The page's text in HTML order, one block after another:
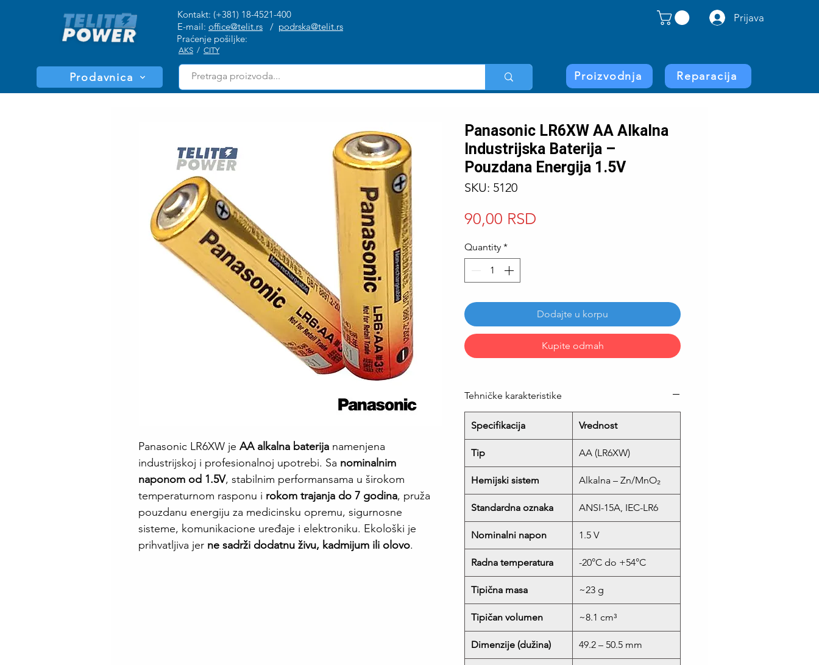
Kontakt: (+381) 18-4521-400
E-mail: office@telit.rs / podrska@telit.rs
Praćenje pošiljke:
AKS / CITY
Prijava
Prodavnica Proizvodnja Reparacija
Panasonic LR6XW je AA alkalna baterija namenjena
industrijskoj i profesionalnoj upotrebi. Sa nominalnim
naponom od 1.5V, stabilnim performansama u širokom
temperaturnom rasponu i rokom trajanja do 7 godina, pruža
pouzdanu energiju za medicinsku opremu, sigurnosne
sisteme, komunikacione uređaje i elektroniku. Ekološki je
prihvatljiva jer ne sadrži dodatnu živu, kadmijum ili olovo.
Panasonic LR6XW AA Alkalna
Industrijska Baterija –
Pouzdana Energija 1.5V
SKU: 5120
90,00 RSD
Quantity *
Dodajte u korpu
Kupite odmah
Tehničke karakteristike
Specifikacija Vrednost
Tip AA (LR6XW)
Hemijski sistem Alkalna – Zn/MnO₂
Standardna oznaka ANSI-15A, IEC-LR6
Nominalni napon 1.5 V
Radna temperatura -20°C do +54°C
Tipična masa ~23 g
Tipičan volumen ~8.1 cm³
Dimenzije (dužina) 49.2 – 50.5 mm